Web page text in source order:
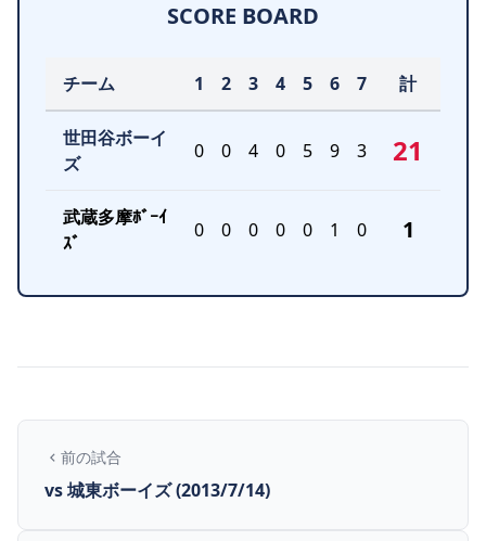
SCORE BOARD
チーム 1 2 3 4 5 6 7 計
世田谷ボーイ
ズ
0 0 4 0 5 9 3 21
武蔵多摩ﾎﾞｰｲ
ｽﾞ
0 0 0 0 0 1 0 1
前の試合
vs 城東ボーイズ (2013/7/14)